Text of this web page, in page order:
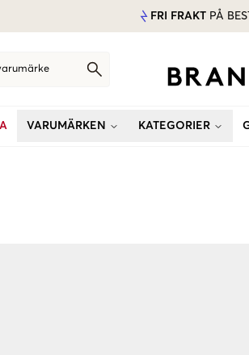
FRI FRAKT PÅ
VARUMÄRKEN KATEGORIER